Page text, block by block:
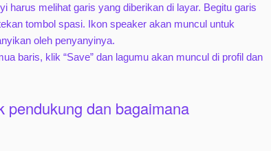
harus melihat garis yang diberikan di layar. Begitu garis
tombol spasi. Ikon speaker akan muncul untuk
oleh penyanyinya.
baris, klik “Save” dan lagumu akan muncul di profil dan
pendukung dan bagaimana